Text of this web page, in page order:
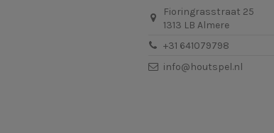
Fioringrasstraat 25
1313 LB Almere
+31 641079798
info@houtspel.nl